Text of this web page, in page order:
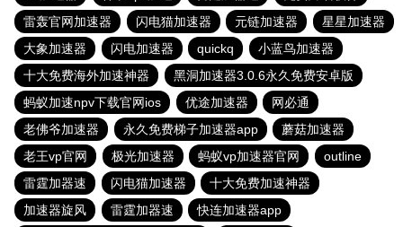
雷轰官网加速器
闪电猫加速器 元链加速器
星星加速器
大象加速器
闪电加速器 quickq
小蓝鸟加速器
十大免费海外加速神器
黑洞加速器3.0.6永久免费安卓版
蚂蚁加速npv下载官网ios
优途加速器
网必通
老佛爷加速器
永久免费梯子加速器app
蘑菇加速器
老王vp官网
极光加速器 蚂蚁vp加速器官网
outline
雷霆加器速
闪电猫加速器
十大免费加速神器
加速器旋风
雷霆加器速 快连加速器app